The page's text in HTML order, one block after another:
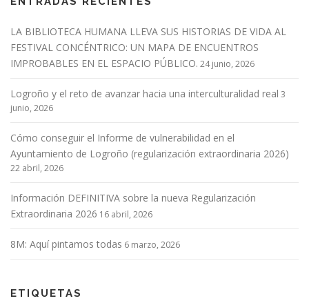
LA BIBLIOTECA HUMANA LLEVA SUS HISTORIAS DE VIDA AL
FESTIVAL CONCÉNTRICO: UN MAPA DE ENCUENTROS
IMPROBABLES EN EL ESPACIO PÚBLICO. 24 junio, 2026
Logroño y el reto de avanzar hacia una interculturalidad real 3
junio, 2026
Cómo conseguir el Informe de vulnerabilidad en el
Ayuntamiento de Logroño (regularización extraordinaria 2026)
22 abril, 2026
Información DEFINITIVA sobre la nueva Regularización
Extraordinaria 2026 16 abril, 2026
8M: Aquí pintamos todas 6 marzo, 2026
ETIQUETAS